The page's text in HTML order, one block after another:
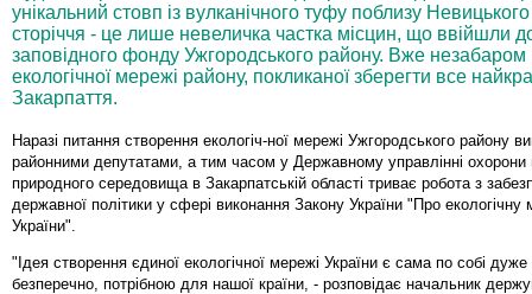
унікальний стовп із вулканічного туфу поблизу
сторіччя - це лише невеличка частка місцин, що ввійшли
заповідного фонду Ужгородського району. Вже
екологічної мережі району, покликаної зберегти все
Закарпаття.
Наразі питання створення екологіч-ної мережі Ужгородського району
районними депутатами, а тим часом у Державному управлінні охорони
природного середовища в Закарпатській області триває робота з
державної політики у сфері виконання Закону України "Про екологічну
України".
"Ідея створення єдиної екологічної мережі України є сама по собі дуже
безперечно, потрібною для нашої країни, - розповідає начальник